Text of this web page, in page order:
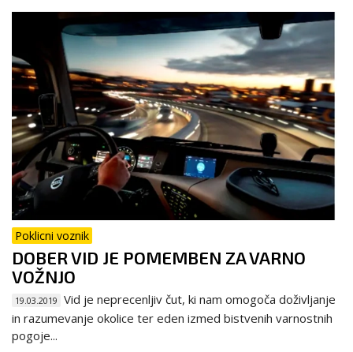
Poklicni voznik
DOBER VID JE POMEMBEN ZA VARNO
VOŽNJO
19.03.2019 Vid je neprecenljiv čut, ki nam omogoča doživljanje
in razumevanje okolice ter eden izmed bistvenih varnostnih
pogoje...